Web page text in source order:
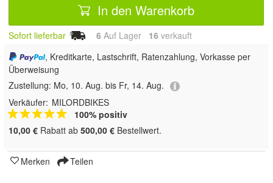
In den Warenkorb
Sofort lieferbar 6 Auf Lager 16 verkauft
, Kreditkarte, Lastschrift, Ratenzahlung, Vorkasse per
Überweisung
Zustellung: Mo, 10. Aug. bis Fr, 14. Aug.
Verkäufer: MILORDBIKES
100% positiv
10,00 € Rabatt ab 500,00 € Bestellwert.
Merken Teilen